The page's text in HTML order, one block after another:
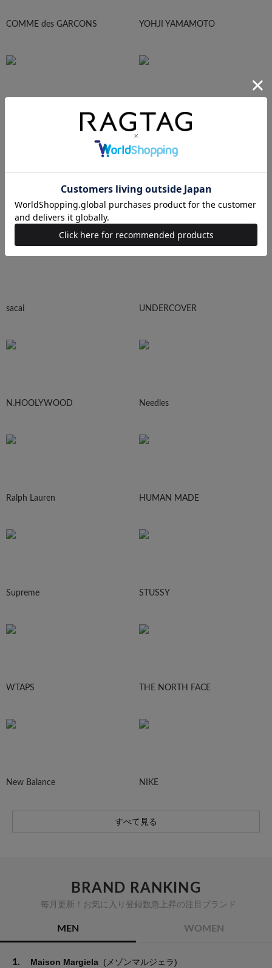
COMME des GARCONS YOHJI YAMAMOTO
HOMME PLISEE
AURALEE
sacai UNDERCOVER
N.HOOLYWOOD Needles
Ralph Lauren HUMAN MADE
Supreme STUSSY
WTAPS THE NORTH FACE
New Balance NIKE
すべて見る
BRAND RANKING
毎月更新！お気に入り登録数急上昇の注目ブランド
MEN WOMEN
1. Maison Margiela (メゾンマルジェラ)